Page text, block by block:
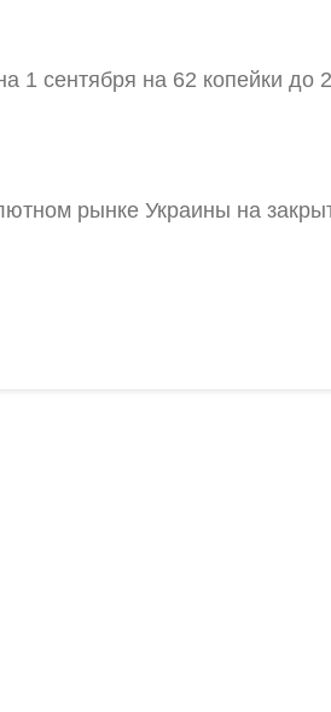
сентября на 62 копейки до
рынке Украины на